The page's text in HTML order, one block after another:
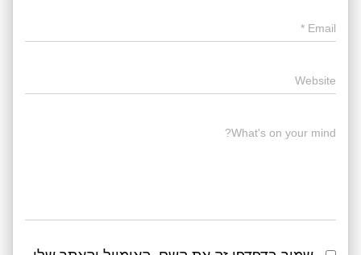
Email
*
Website
What's on your mind?